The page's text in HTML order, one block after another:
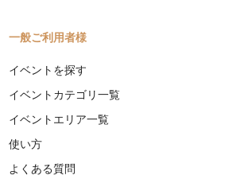
一般ご利用者様
イベントを探す
イベントカテゴリ一覧
イベントエリア一覧
使い方
よくある質問